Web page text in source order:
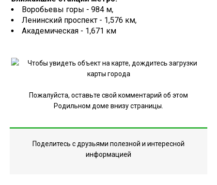
Воробьевы горы - 984 м,
Ленинский проспект - 1,576 км,
Академическая - 1,671 км
Пожалуйста, оставьте свой комментарий об этом
Родильном доме внизу страницы.
Поделитесь с друзьями полезной и интересной
информацией